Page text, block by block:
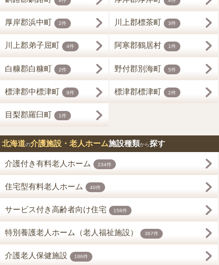
厚岸郡浜中町 2件 川上郡標茶町 3件
川上郡弟子屈町 4件 阿寒郡鶴居村 1件
白糠郡白糠町 2件 野付郡別海町 5件
標津郡中標津町 9件 標津郡標津町 2件
目梨郡羅臼町 1件
北海道の介護施設・老人ホーム施設種類から探す
介護付き有料老人ホーム 234件
住宅型有料老人ホーム 40件
サービス付き高齢者向け住宅 158件
特別養護老人ホーム（老人福祉施設） 367件
介護老人保健施設 186件